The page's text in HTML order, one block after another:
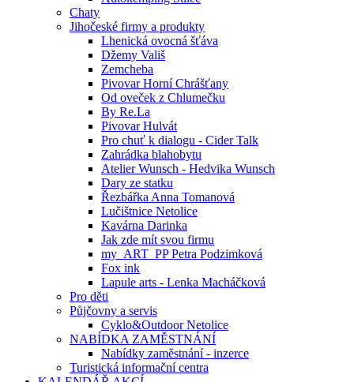
Chaty
Jihočeské firmy a produkty
Lhenická ovocná šťáva
Džemy Vališ
Zemcheba
Pivovar Horní Chrášťany
Od oveček z Chlumečku
By Re.La
Pivovar Hulvát
Pro chuť k dialogu - Cider Talk
Zahrádka blahobytu
Atelier Wunsch - Hedvika Wunsch
Dary ze statku
Řezbářka Anna Tomanová
Lučištnice Netolice
Kavárna Darinka
Jak zde mít svou firmu
my_ART_PP Petra Podzimková
Fox ink
Lapule arts - Lenka Macháčková
Pro děti
Půjčovny a servis
Cyklo&Outdoor Netolice
NABÍDKA ZAMĚSTNÁNÍ
Nabídky zaměstnání - inzerce
Turistická informační centra